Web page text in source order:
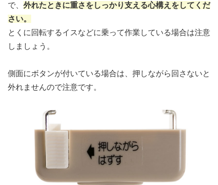
で、 外れたときに重さをしっかり支える心構えをしてくだ
さい。
とくに回転するイスなどに乗って作業している場合は注意
しましょう。
側面にボタンが付いている場合は、押しながら回さないと
外れませんので注意です。